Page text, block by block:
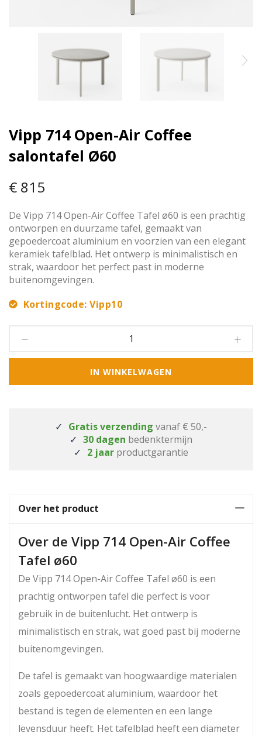
Vipp 714 Open-Air Coffee
salontafel Ø60
€ 815
De Vipp 714 Open-Air Coffee Tafel ø60 is een prachtig
ontworpen en duurzame tafel, gemaakt van
gepoedercoat aluminium en voorzien van een elegant
keramiek tafelblad. Het ontwerp is minimalistisch en
strak, waardoor het perfect past in moderne
buitenomgevingen.
Kortingcode: Vipp10
IN WINKELWAGEN
Gratis verzending vanaf € 50,-
30 dagen bedenktermijn
2 jaar productgarantie
Over het product
Over de Vipp 714 Open-Air Coffee
Tafel ø60
De Vipp 714 Open-Air Coffee Tafel ø60 is een
prachtig ontworpen tafel die perfect is voor
gebruik in de buitenlucht. Het ontwerp is
minimalistisch en strak, wat goed past bij moderne
buitenomgevingen.
De tafel is gemaakt van hoogwaardige materialen
zoals gepoedercoat aluminium, waardoor het
bestand is tegen de elementen en een lange
levensduur heeft. Het tafelblad heeft een diameter